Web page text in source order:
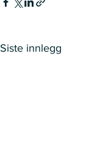
Siste innlegg